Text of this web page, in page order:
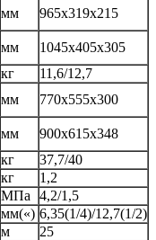
мм
965x319x215
мм
1045x405x305
кг 11,6/12,7
мм
770x555x300
мм
900x615x348
кг
37,7/40
кг
1,2
МПа
4,2/1,5
мм(«) 6,35(1/4)/12,7(1/2)
м
25